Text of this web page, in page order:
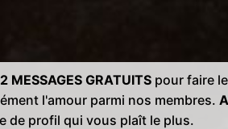
MESSAGES GRATUITS pour faire
l'amour parmi nos membres.
de profil qui vous plaît le plus.